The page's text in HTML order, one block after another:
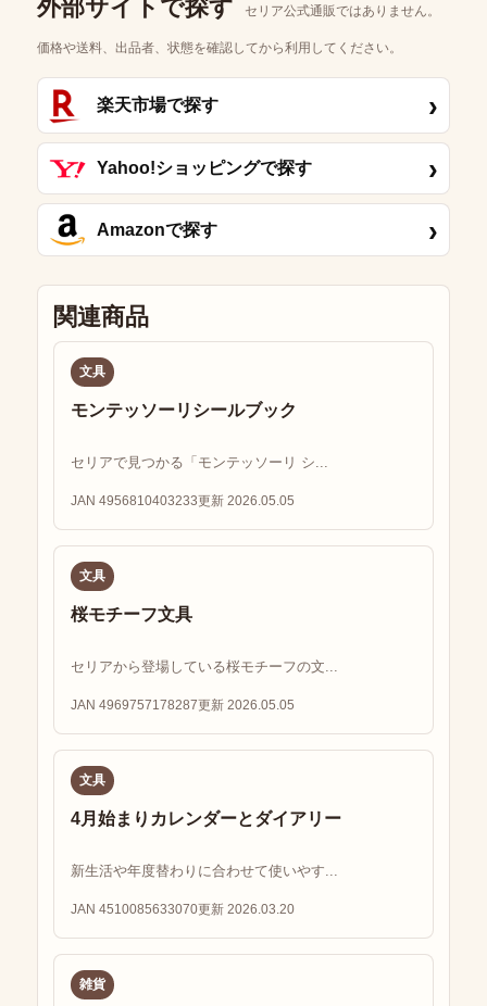
外部サイトで探す セリア公式通販ではありません。
価格や送料、出品者、状態を確認してから利用してください。
楽天市場で探す ›
Yahoo!ショッピングで探す ›
Amazonで探す ›
関連商品
文具
モンテッソーリシールブック
セリアで見つかる「モンテッソーリ シ...
JAN 4956810403233更新 2026.05.05
文具
桜モチーフ文具
セリアから登場している桜モチーフの文...
JAN 4969757178287更新 2026.05.05
文具
4月始まりカレンダーとダイアリー
新生活や年度替わりに合わせて使いやす...
JAN 4510085633070更新 2026.03.20
雑貨